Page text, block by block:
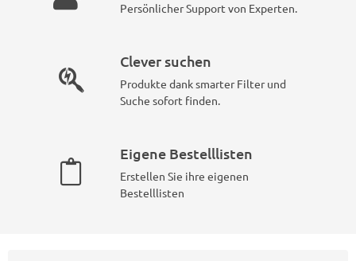
Persönlicher Support von Experten.
Clever suchen
Produkte dank smarter Filter und
Suche sofort finden.
Eigene Bestelllisten
Erstellen Sie ihre eigenen
Bestelllisten